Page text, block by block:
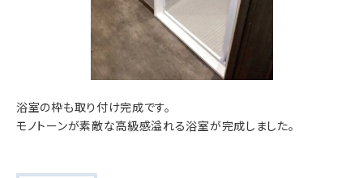
浴室の枠も取り付け完成です。
モノトーンが素敵な高級感溢れる浴室が完成しました。